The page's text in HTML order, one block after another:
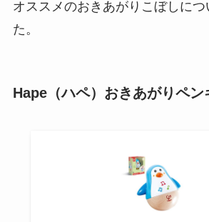
オススメのおきあがりこぼしにつ
た。
Hape（ハペ）おきあがりペン